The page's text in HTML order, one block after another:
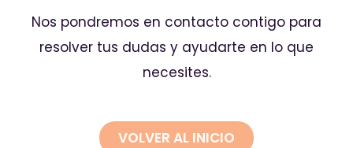
Nos pondremos en contacto contigo para
resolver tus dudas y ayudarte en lo que
necesites.
VOLVER AL INICIO